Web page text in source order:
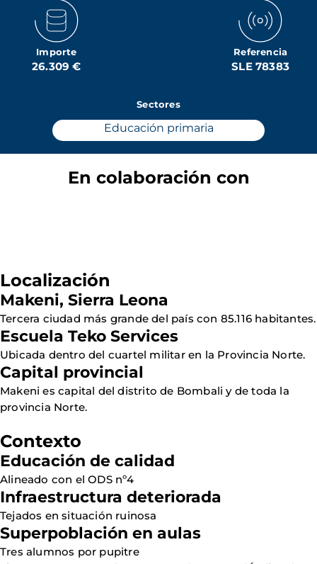
Importe
26.309 €
Referencia
SLE 78383
Sectores
Educación primaria
En colaboración con
Localización
Makeni, Sierra Leona
Tercera ciudad más grande del país con 85.116 habitantes.
Escuela Teko Services
Ubicada dentro del cuartel militar en la Provincia Norte.
Capital provincial
Makeni es capital del distrito de Bombali y de toda la
provincia Norte.
Contexto
Educación de calidad
Alineado con el ODS nº4
Infraestructura deteriorada
Tejados en situación ruinosa
Superpoblación en aulas
Tres alumnos por pupitre